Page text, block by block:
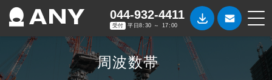
044-932-4411
受付 平日8:30 ～ 17:00
周波数帯